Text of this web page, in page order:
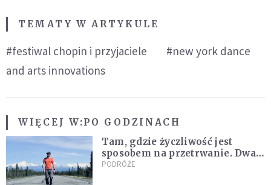
TEMATY W ARTYKULE
#festiwal chopin i przyjaciele
#new york dance
and arts innovations
WIĘCEJ W:PO GODZINACH
Tam, gdzie życzliwość jest
sposobem na przetrwanie. Dwa
tygodnie na Alasce [REPORTAŻ]
PODRÓŻE